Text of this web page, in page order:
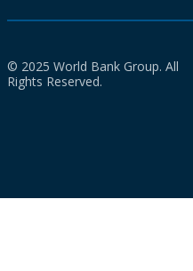
© 2025 World Bank Group. All
Rights Reserved.